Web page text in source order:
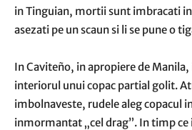
in Tinguian, mortii sunt imbracati
asezati pe un scaun si li se pune o
In Caviteño, in apropiere de
interiorul unui copac partial golit.
imbolnaveste, rudele aleg copacul
inmormantat „cel drag”. In timp ce